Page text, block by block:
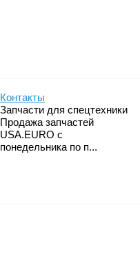
Контакты
Запчасти для спецтехники
Продажа запчастей
USA.EURO с
понедельника по п...